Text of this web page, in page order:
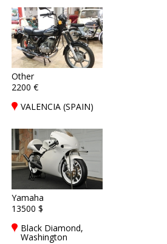
Other
2200 €
VALENCIA (SPAIN)
Yamaha
13500 $
Black Diamond,
Washington